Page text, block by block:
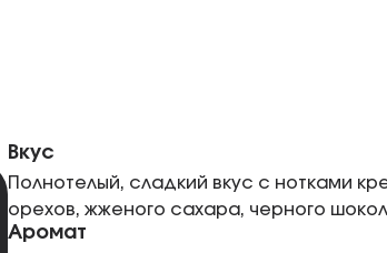
Вкус
Полнотелый, сладкий вкус с нотками
орехов, жженого сахара, черного
Аромат